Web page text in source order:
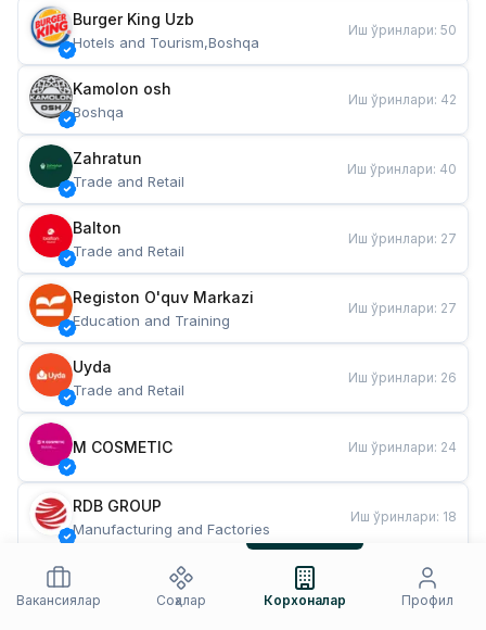
Burger King Uzb
Hotels and Tourism,Boshqa
Иш ўринлари: 50
Kamolon osh
Boshqa
Иш ўринлари: 42
Zahratun
Trade and Retail
Иш ўринлари: 40
Balton
Trade and Retail
Иш ўринлари: 27
Registon O'quv Markazi
Education and Training
Иш ўринлари: 27
Uyda
Trade and Retail
Иш ўринлари: 26
M COSMETIC Иш ўринлари: 24
RDB GROUP
Manufacturing and Factories
Иш ўринлари: 18
Restaurants and Fast Food
Иш ўринлари
Вакансиялар
Соҳалар Корхоналар Профил